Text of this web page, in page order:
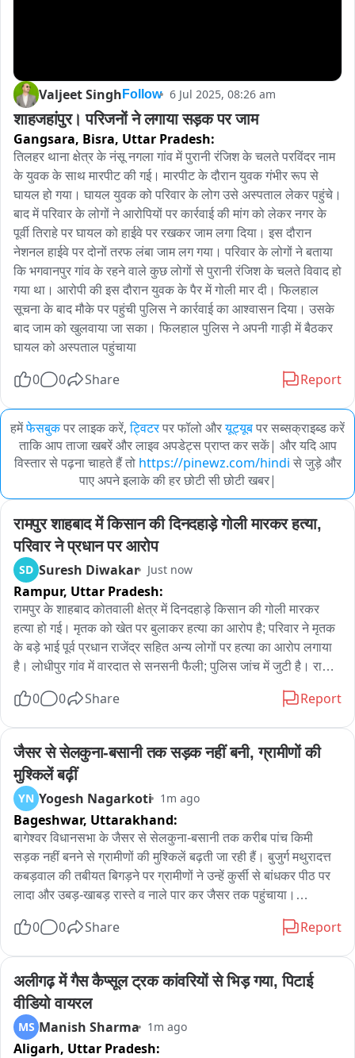
Valjeet Singh Follow 6 Jul 2025, 08:26 am
शाहजहांपुर। परिजनों ने लगाया सड़क पर जाम
Gangsara, Bisra, Uttar Pradesh:
तिलहर थाना क्षेत्र के नंसू नगला गांव में पुरानी रंजिश के चलते परविंदर नाम
के युवक के साथ मारपीट की गई। मारपीट के दौरान युवक गंभीर रूप से
घायल हो गया। घायल युवक को परिवार के लोग उसे अस्पताल लेकर पहुंचे।
बाद में परिवार के लोगों ने आरोपियों पर कार्रवाई की मांग को लेकर नगर के
पूर्वी तिराहे पर घायल को हाईवे पर रखकर जाम लगा दिया। इस दौरान
नेशनल हाईवे पर दोनों तरफ लंबा जाम लग गया। परिवार के लोगों ने बताया
कि भगवानपुर गांव के रहने वाले कुछ लोगों से पुरानी रंजिश के चलते विवाद हो
गया था। आरोपी की इस दौरान युवक के पैर में गोली मार दी। फिलहाल
सूचना के बाद मौके पर पहुंची पुलिस ने कार्रवाई का आश्वासन दिया। उसके
बाद जाम को खुलवाया जा सका। फिलहाल पुलिस ने अपनी गाड़ी में बैठकर
घायल को अस्पताल पहुंचाया
0 0 Share Report
हमेंफेसबुकपर लाइक करें, ट्विटरपर फॉलो औरयूट्यूबपर सब्सक्राइब्ड करें
ताकि आप ताजा खबरें और लाइव अपडेट्स प्राप्त कर सकें| और यदि आप
विस्तार से पढ़ना चाहते हैं तो https://pinewz.com/hindi से जुड़े और
पाए अपने इलाके की हर छोटी सी छोटी खबर|
रामपुर शाहबाद में किसान की दिनदहाड़े गोली मारकर हत्या,
परिवार ने प्रधान पर आरोप
SD Suresh Diwakar Just now
Rampur, Uttar Pradesh:
रामपुर के शाहबाद कोतवाली क्षेत्र में दिनदहाड़े किसान की गोली मारकर
हत्या हो गई। मृतक को खेत पर बुलाकर हत्या का आरोप है; परिवार ने मृतक
के बड़े भाई पूर्व प्रधान राजेंद्र सहित अन्य लोगों पर हत्या का आरोप लगाया
है। लोधीपुर गांव में वारदात से सनसनी फैली; पुलिस जांच में जुटी है। राजेश
गोली मार दी गई। आसपास के लोगों में हड़कंप मच गया; पुलिस मौके पर
है कि वारदात में राजेश के बड़े भाई राजेंद्र और अन्य लोग शामिल थे, किन्तु
असल वजह पुलिस की जांच के बाद ही स्पष्ट हो पाएगी। पुलिस हर पहलू से
मामले की जांच कर रही है。
0 0 Share Report
जैसर से सेलकुना-बसानी तक सड़क नहीं बनी, ग्रामीणों की
मुश्किलें बढ़ीं
YN Yogesh Nagarkoti 1m ago
Bageshwar, Uttarakhand:
बागेश्वर विधानसभा के जैसर से सेलकुना-बसानी तक करीब पांच किमी
सड़क नहीं बनने से ग्रामीणों की मुश्किलें बढ़ती जा रही हैं। बुजुर्ग मथुरादत्त
कबड़वाल की तबीयत बिगड़ने पर ग्रामीणों ने उन्हें कुर्सी से बांधकर पीठ पर
लादा और उबड़-खाबड़ रास्ते व नाले पार कर जैसर तक पहुंचाया।
ग्रामीणों ने कहा कि सड़क के अभाव में विद्यार्थियों, महिलाओं, बुजुर्गों और
की मांग की जा रही है, लेकिन अब तक निर्माण शुरू नहीं हुआ। उन्होंने
प्रशासन और जनप्रतिनिधियों से सड़क को जल्द स्वीकृति देकर निर्माण शुरू
कराने की मांग की है।
0 0 Share Report
अलीगढ़ में गैस कैप्सूल ट्रक कांवरियों से भिड़ गया, पिटाई
वीडियो वायरल
MS Manish Sharma 1m ago
Aligarh, Uttar Pradesh: